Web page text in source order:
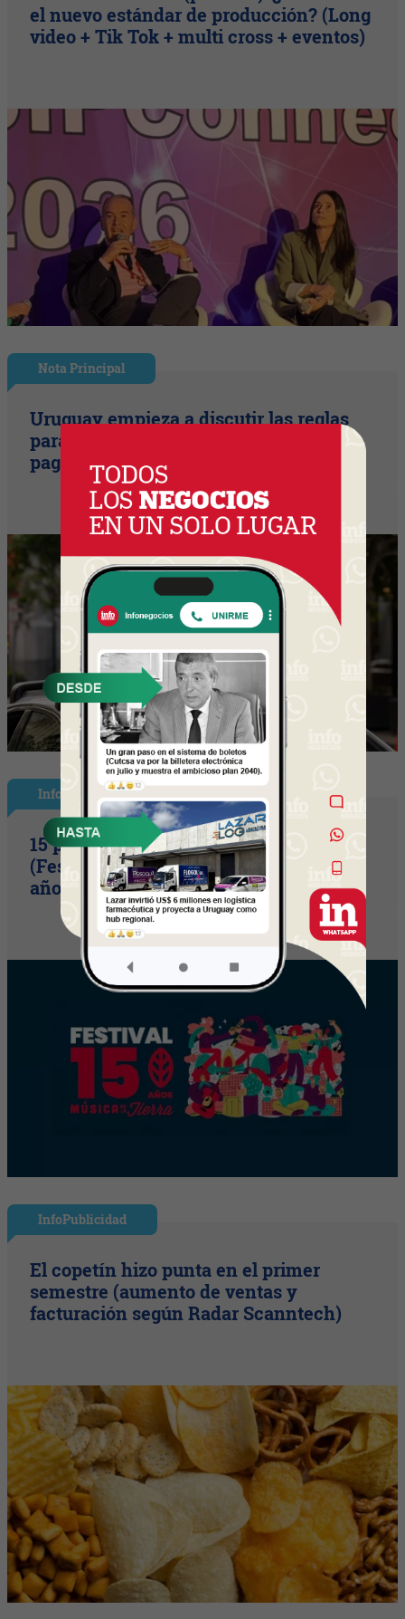
el nuevo estándar de producción? (Long
video + Tik Tok + multi cross + eventos)
Nota Principal
Uruguay empieza a discutir las reglas
para una movilidad autónoma (¿Quién
paga si el auto sin conductor choca?)
InfoShow
15 primaveras tienes que cumplir
(Festival Música de la Tierra celebra 15
años)
InfoPublicidad
El copetín hizo punta en el primer
semestre (aumento de ventas y
facturación según Radar Scanntech)